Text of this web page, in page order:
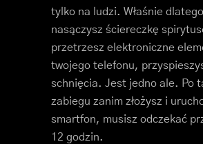
tylko na ludzi. Właśnie
nasączysz ściereczkę
przetrzesz elektroniczne
twojego telefonu,
schnięcia. Jest jedno ale. Po
zabiegu zanim złożysz i
smartfon, musisz odczekać
12 godzin.